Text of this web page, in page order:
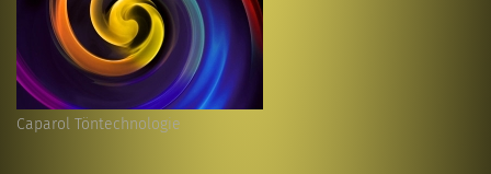
Caparol Töntechnologie